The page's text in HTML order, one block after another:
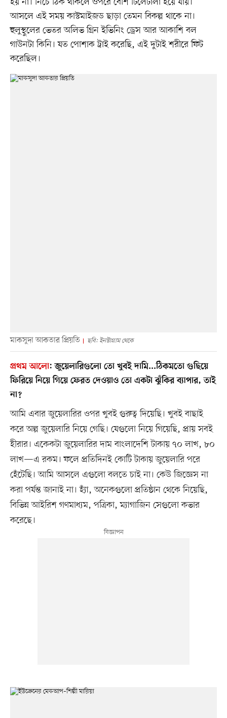
আসলে এই সময় কাস্টমাইজড ছাড়া তেমন বিকল্প থাকে না।
হুলুস্থুলের ভেতর অলিভ গ্রিন ইভিনিং ড্রেস আর আকাশি বল
গাউনটা কিনি। যত পোশাক ট্রাই করেছি, এই দুটাই শরীরে ফিট
করেছিল।
মাকসুদা আকতার প্রিয়তি ছবি: ইনস্টাগ্রাম থেকে
প্রথম আলো:জুয়েলারিগুলো তো খুবই দামি...ঠিকমতো গুছিয়ে
ফিরিয়ে নিয়ে গিয়ে ফেরত দেওয়াও তো একটা ঝুঁকির ব্যাপার, তাই
না?
আমি এবার জুয়েলারির ওপর খুবই গুরুত্ব দিয়েছি। খুবই বাছাই
করে অল্প জুয়েলারি নিয়ে গেছি। যেগুলো নিয়ে গিয়েছি, প্রায় সবই
হীরার। একেকটা জুয়েলারির দাম বাংলাদেশি টাকায় ৭০ লাখ, ৮০
লাখ—এ রকম। ফলে প্রতিদিনই কোটি টাকায় জুয়েলারি পরে
হেঁটেছি। আমি আসলে এগুলো বলতে চাই না। কেউ জিজ্ঞেস না
করা পর্যন্ত জানাই না। হ্যাঁ, অনেকগুলো প্রতিষ্ঠান থেকে নিয়েছি,
বিভিন্ন আইরিশ গণমাধ্যম, পত্রিকা, ম্যাগাজিন সেগুলো কভার
করেছে।